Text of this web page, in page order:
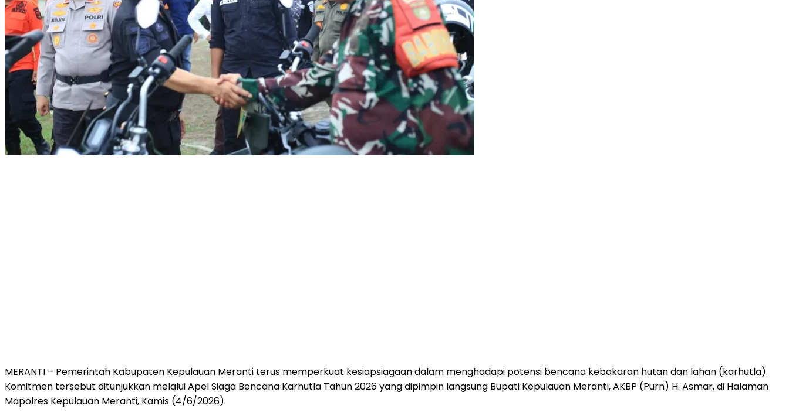
MERANTI – Pemerintah Kabupaten Kepulauan Meranti terus memperkuat kesiapsiagaan dalam menghadapi potensi bencana kebakaran hutan dan lahan (karhutla).
Komitmen tersebut ditunjukkan melalui Apel Siaga Bencana Karhutla Tahun 2026 yang dipimpin langsung Bupati Kepulauan Meranti, AKBP (Purn) H. Asmar, di Halaman
Mapolres Kepulauan Meranti, Kamis (4/6/2026).